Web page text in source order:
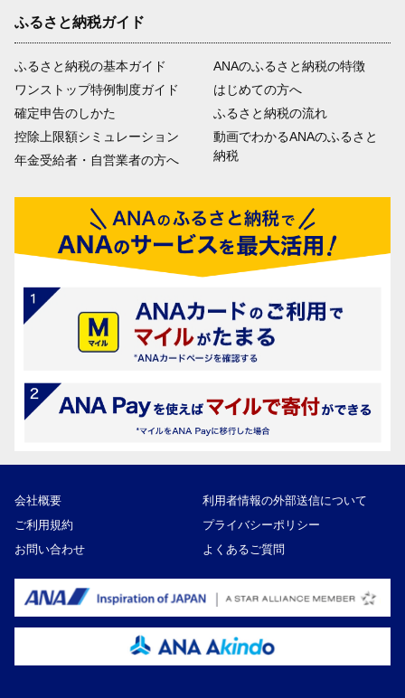
ふるさと納税ガイド
ふるさと納税の基本ガイド
ワンストップ特例制度ガイド
確定申告のしかた
控除上限額シミュレーション
年金受給者・自営業者の方へ
ANAのふるさと納税の特徴
はじめての方へ
ふるさと納税の流れ
動画でわかるANAのふるさと
納税
会社概要
利用者情報の外部送信について
ご利用規約
プライバシーポリシー
お問い合わせ
よくあるご質問